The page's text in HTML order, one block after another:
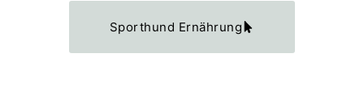
Sporthund Ernährung